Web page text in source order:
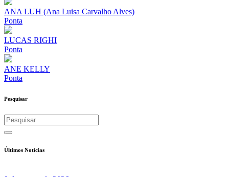
ANA LUH (Ana Luisa Carvalho Alves)
Ponta
LUCAS RIGHI
Ponta
ANE KELLY
Ponta
Pesquisar
Últimos Notícias